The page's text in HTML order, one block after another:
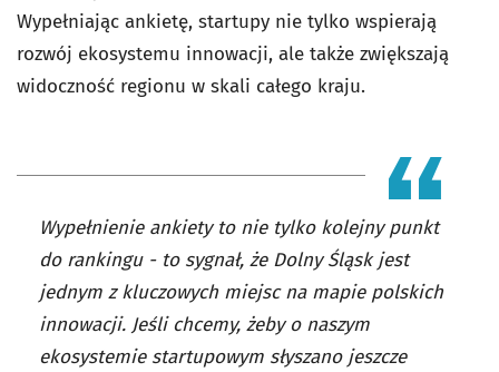
Wypełniając ankietę, startupy nie tylko wspierają
rozwój ekosystemu innowacji, ale także zwiększają
widoczność regionu w skali całego kraju.
Wypełnienie ankiety to nie tylko kolejny punkt
do rankingu - to sygnał, że Dolny Śląsk jest
jednym z kluczowych miejsc na mapie polskich
innowacji. Jeśli chcemy, żeby o naszym
ekosystemie startupowym słyszano jeszcze